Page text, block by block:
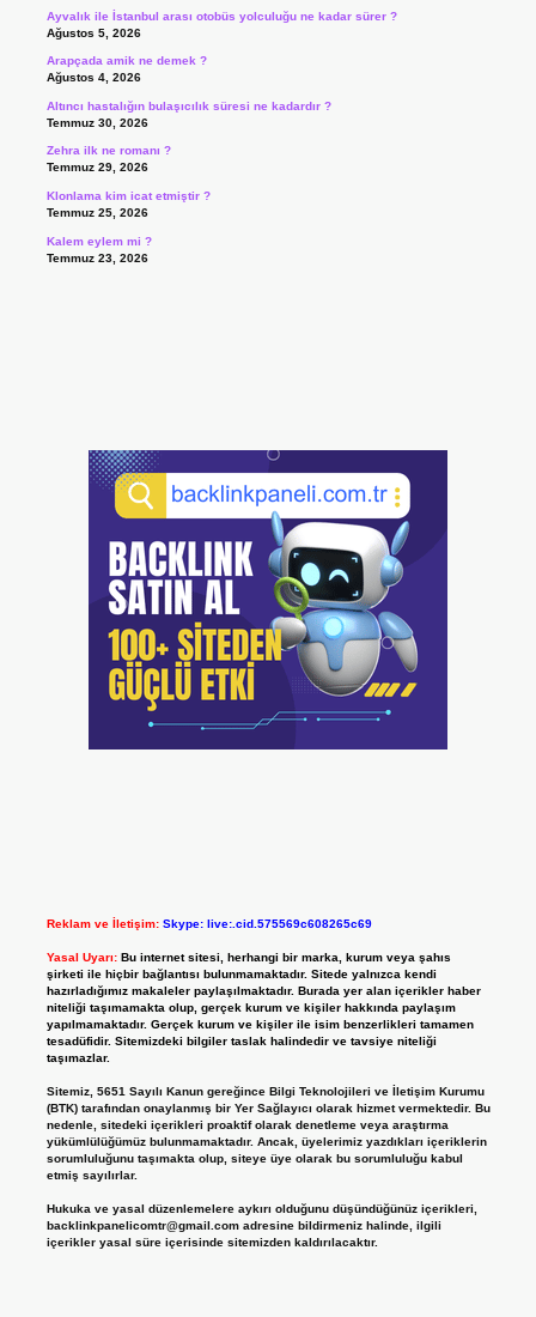
Ayvalık ile İstanbul arası otobüs yolculuğu ne kadar sürer ?
Ağustos 5, 2026
Arapçada amik ne demek ?
Ağustos 4, 2026
Altıncı hastalığın bulaşıcılık süresi ne kadardır ?
Temmuz 30, 2026
Zehra ilk ne romanı ?
Temmuz 29, 2026
Klonlama kim icat etmiştir ?
Temmuz 25, 2026
Kalem eylem mi ?
Temmuz 23, 2026
Reklam ve İletişim: Skype: live:.cid.575569c608265c69
Yasal Uyarı: Bu internet sitesi, herhangi bir marka, kurum veya şahıs
şirketi ile hiçbir bağlantısı bulunmamaktadır. Sitede yalnızca kendi
hazırladığımız makaleler paylaşılmaktadır. Burada yer alan içerikler haber
niteliği taşımamakta olup, gerçek kurum ve kişiler hakkında paylaşım
yapılmamaktadır. Gerçek kurum ve kişiler ile isim benzerlikleri tamamen
tesadüfidir. Sitemizdeki bilgiler taslak halindedir ve tavsiye niteliği
taşımazlar.
Sitemiz, 5651 Sayılı Kanun gereğince Bilgi Teknolojileri ve İletişim Kurumu
(BTK) tarafından onaylanmış bir Yer Sağlayıcı olarak hizmet vermektedir. Bu
nedenle, sitedeki içerikleri proaktif olarak denetleme veya araştırma
yükümlülüğümüz bulunmamaktadır. Ancak, üyelerimiz yazdıkları içeriklerin
sorumluluğunu taşımakta olup, siteye üye olarak bu sorumluluğu kabul
etmiş sayılırlar.
Hukuka ve yasal düzenlemelere aykırı olduğunu düşündüğünüz içerikleri,
backlinkpanelicomtr@gmail.comadresine bildirmeniz halinde, ilgili
içerikler yasal süre içerisinde sitemizden kaldırılacaktır.